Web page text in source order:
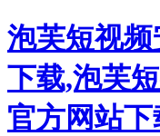
泡芙短视
下载,泡芙
官方网站